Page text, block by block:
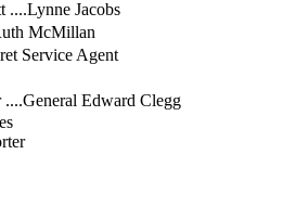
Jacobs
McMillan
Agent
Edward Clegg